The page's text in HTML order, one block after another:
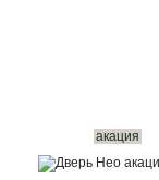
акация